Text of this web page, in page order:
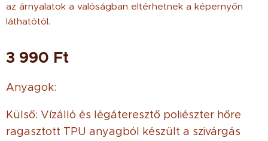
az árnyalatok a valóságban eltérhetnek a képernyőn
láthatótól.
3 990 Ft
Anyagok:
Külső: Vízálló és légáteresztő poliészter hőre
ragasztott TPU anyagból készült a szivárgás